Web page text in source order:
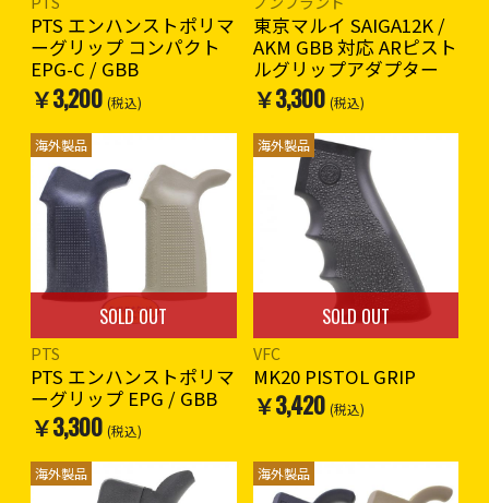
PTS エンハンストポリマ
ーグリップ コンパクト
EPG-C / GBB
￥3,200 (税込)
東京マルイ SAIGA12K /
AKM GBB 対応 ARピスト
ルグリップアダプター
￥3,300 (税込)
海外製品
SOLD OUT
PTS
PTS エンハンストポリマ
ーグリップ EPG / GBB
￥3,300 (税込)
海外製品
SOLD OUT
VFC
MK20 PISTOL GRIP
￥3,420 (税込)
海外製品 海外製品